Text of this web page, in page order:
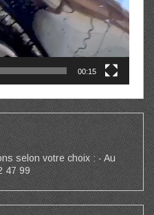
00:15
selon votre choix : - Au
47 99